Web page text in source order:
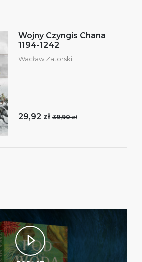
Wojny Czyngis Chana
1194-1242
Wacław Zatorski
29,92 zł 39,90 zł